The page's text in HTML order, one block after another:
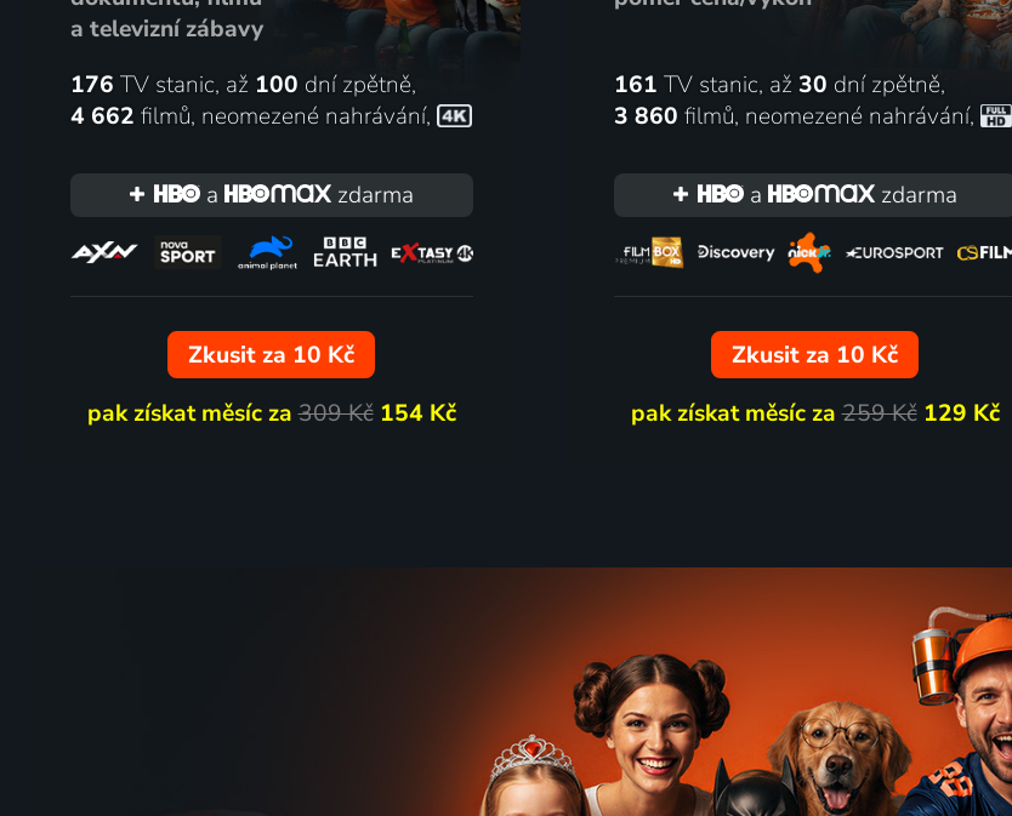
a televizní zábavy
176 TV stanic, až 100 dní zpětně,
4 662 filmů, neomezené nahrávání,
a zdarma
Zkusit za 10 Kč
pak získat měsíc za309 Kč 154 Kč
161 TV stanic, až 30 dní zpětně,
3 860 filmů, neomezené nahrávání,
a zdarma
Zkusit za 10 Kč
pak získat měsíc za259 Kč 129 Kč